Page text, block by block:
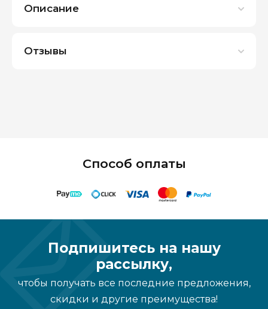
Описание
Отзывы
Способ оплаты
Подпишитесь на нашу
рассылку,
чтобы получать все последние предложения,
скидки и другие преимущества!